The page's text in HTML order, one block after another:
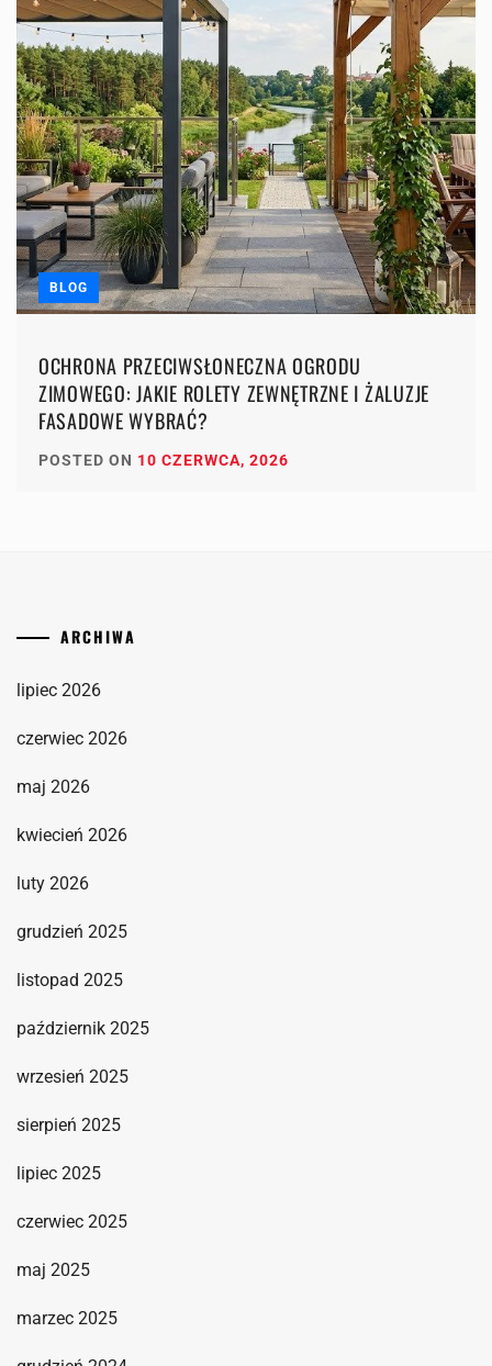
BLOG
OCHRONA PRZECIWSŁONECZNA OGRODU
ZIMOWEGO: JAKIE ROLETY ZEWNĘTRZNE I ŻALUZJE
FASADOWE WYBRAĆ?
POSTED ON 10 CZERWCA, 2026
ARCHIWA
lipiec 2026
czerwiec 2026
maj 2026
kwiecień 2026
luty 2026
grudzień 2025
listopad 2025
październik 2025
wrzesień 2025
sierpień 2025
lipiec 2025
czerwiec 2025
maj 2025
marzec 2025